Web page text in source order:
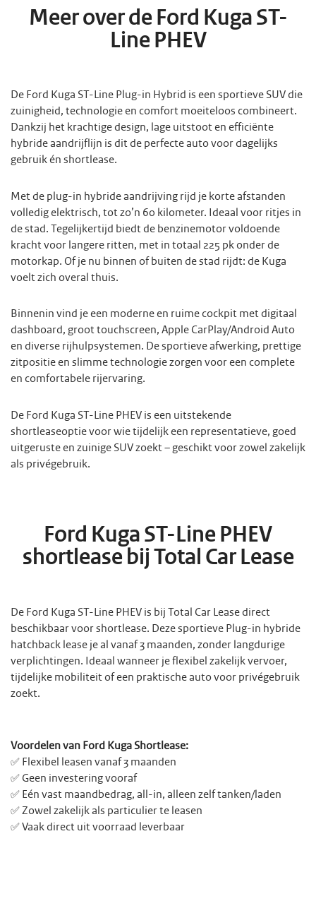
Meer over de Ford Kuga ST-
Line PHEV
De Ford Kuga ST-Line Plug-in Hybrid is een sportieve SUV die
zuinigheid, technologie en comfort moeiteloos combineert.
Dankzij het krachtige design, lage uitstoot en efficiënte
hybride aandrijflijn is dit de perfecte auto voor dagelijks
gebruik én shortlease.
Met de plug-in hybride aandrijving rijd je korte afstanden
volledig elektrisch, tot zo’n 60 kilometer. Ideaal voor ritjes in
de stad. Tegelijkertijd biedt de benzinemotor voldoende
kracht voor langere ritten, met in totaal 225 pk onder de
motorkap. Of je nu binnen of buiten de stad rijdt: de Kuga
voelt zich overal thuis.
Binnenin vind je een moderne en ruime cockpit met digitaal
dashboard, groot touchscreen, Apple CarPlay/Android Auto
en diverse rijhulpsystemen. De sportieve afwerking, prettige
zitpositie en slimme technologie zorgen voor een complete
en comfortabele rijervaring.
De Ford Kuga ST-Line PHEV is een uitstekende
shortleaseoptie voor wie tijdelijk een representatieve, goed
uitgeruste en zuinige SUV zoekt – geschikt voor zowel zakelijk
als privégebruik.
Ford Kuga ST-Line PHEV
shortlease bij Total Car Lease
De Ford Kuga ST-Line PHEV is bij Total Car Lease direct
beschikbaar voor shortlease. Deze sportieve Plug-in hybride
hatchback lease je al vanaf 3 maanden, zonder langdurige
verplichtingen. Ideaal wanneer je flexibel zakelijk vervoer,
tijdelijke mobiliteit of een praktische auto voor privégebruik
zoekt.
Voordelen van Ford Kuga Shortlease:
✅ Flexibel leasen vanaf 3 maanden
✅ Geen investering vooraf
✅ Eén vast maandbedrag, all-in, alleen zelf tanken/laden
✅ Zowel zakelijk als particulier te leasen
✅ Vaak direct uit voorraad leverbaar